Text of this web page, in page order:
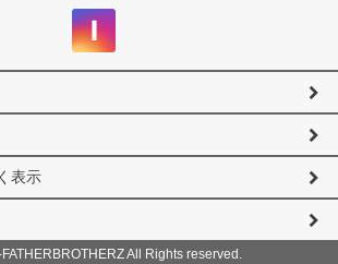
表示
All Rights reserved.